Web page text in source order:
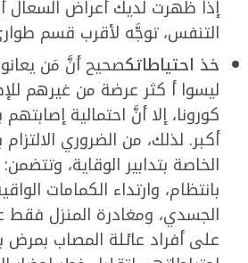
إذا ظهرت لديك أعراض السعال
التنفس، توجَّه لأقرب قسم
خذ احتياطاتكصحيح أنَّ مَن
ليسوا أ كثر عرضة من غيرهم
كورونا، إلا أنَّ احتمالية
أكبر. لذلك، من الضروري
الخاصة بتدابير الوقاية،
بانتظام، وارتداء الكمامات
الجسدي، ومغادرة المنزل فقط
على أفراد عائلة المصاب بمرض